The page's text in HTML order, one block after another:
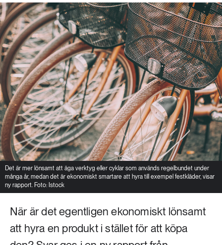
Det är mer lönsamt att äga verktyg eller cyklar som används regelbundet under
många år, medan det är ekonomiskt smartare att hyra till exempel festkläder, visar
ny rapport. Foto: Istock
När är det egentligen ekonomiskt lönsamt
att hyra en produkt i stället för att köpa